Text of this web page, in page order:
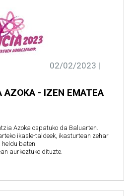
02/02/2023 |
AZOKA - IZEN EMATEA
Azoka ospatuko da Baluarten.
ikasle-taldeek, ikasturtean zehar
baten
aurkeztuko dituzte.